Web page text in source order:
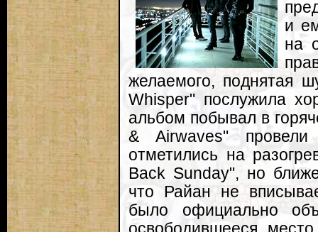
и
на
желаемого, поднятая
Whisper" послужила
альбом побывал в
& Airwaves"
отметились на
Back Sunday", но
что Райан не
было официально